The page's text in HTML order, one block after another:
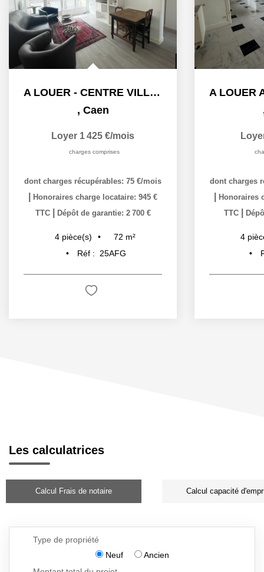
A LOUER - CENTRE VILLE CAEN - IDEAL COLOCATION
, Caen
Loyer 1 425 €/mois
charges comprises
dont charges récupérables: 75 €/mois
Honoraires charge locataire: 945 €
TTC
Dépôt de garantie: 2 700 €
4 pièce(s) 72 m²
Réf :
25AFG
dont charges
Honoraires
TTC
4
Les calculatrices
Calcul Frais de notaire Calcul capacité